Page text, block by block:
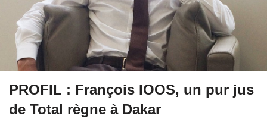
PROFIL : François IOOS, un pur jus
de Total règne à Dakar